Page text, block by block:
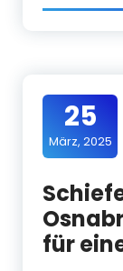
25
März, 2025
für